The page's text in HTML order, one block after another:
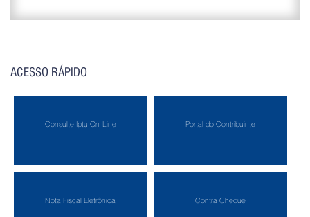
ACESSO RÁPIDO
Consulte Iptu On-Line Portal do Contribuinte
Nota Fiscal Eletrônica Contra Cheque